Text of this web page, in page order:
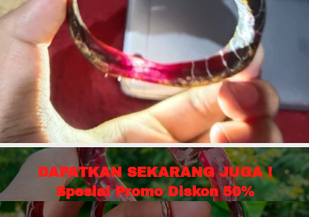
DAPATKAN SEKARANG JUGA !
Spesial Promo Diskon 50%